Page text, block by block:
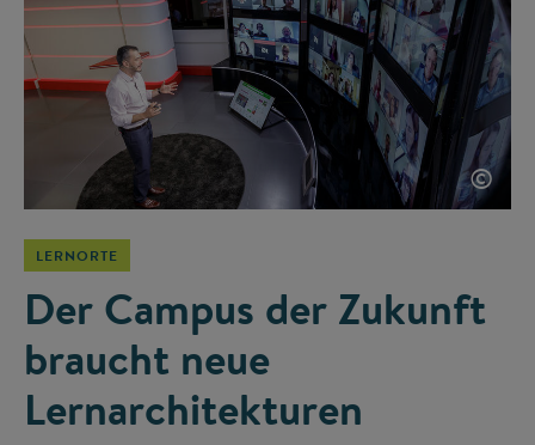
©
LERNORTE
Der Campus der Zukunft
braucht neue
Lernarchitekturen